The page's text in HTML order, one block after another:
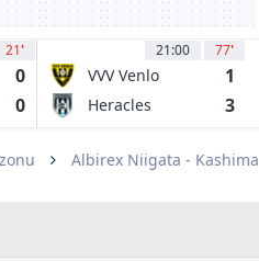
21'
0
0
21:00 77'
VVV Venlo 1
Heracles
3
Albirex Niigata - Kashima